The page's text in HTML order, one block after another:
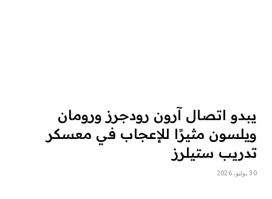
يبدو اتصال آرون رودجرز ورومان
ويلسون مثيرًا للإعجاب في معسكر
تدريب ستيلرز
30 يوليو، 2026